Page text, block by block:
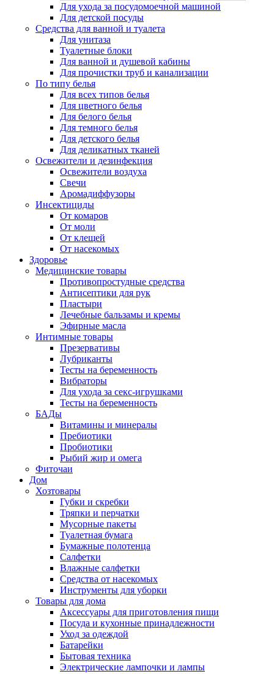
Для ухода за посудомоечной машиной
Для детской посуды
Средства для ванной и туалета
Для унитаза
Туалетные блоки
Для ванной и душевой кабины
Для прочистки труб и канализации
По типу белья
Для всех типов белья
Для цветного белья
Для белого белья
Для темного белья
Для детского белья
Для деликатных тканей
Освежители и дезинфекция
Освежители воздуха
Свечи
Аромадиффузоры
Инсектициды
От комаров
От моли
От клещей
От насекомых
Здоровье
Медицинские товары
Противопростудные средства
Антисептики для рук
Пластыри
Лечебные бальзамы и кремы
Эфирные масла
Интимные товары
Презервативы
Лубриканты
Тесты на беременность
Вибраторы
Для ухода за секс-игрушками
Тесты на беременность
БАДы
Витамины и минералы
Пребиотики
Пробиотики
Рыбий жир и омега
Фиточаи
Дом
Хозтовары
Губки и скребки
Тряпки и перчатки
Мусорные пакеты
Туалетная бумага
Бумажные полотенца
Салфетки
Влажные салфетки
Средства от насекомых
Инструменты для уборки
Товары для дома
Аксессуары для приготовления пищи
Посуда и кухонные принадлежности
Уход за одеждой
Батарейки
Бытовая техника
Электрические лампочки и лампы